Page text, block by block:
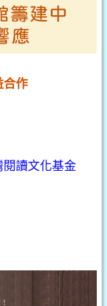
合作
讀文化基金